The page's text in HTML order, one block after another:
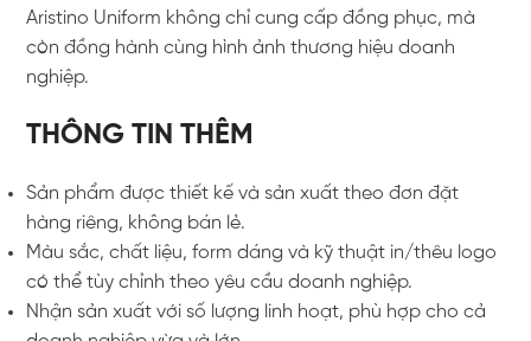
Aristino Uniform không chỉ cung cấp đồng phục, mà
còn đồng hành cùng hình ảnh thương hiệu doanh
nghiệp.
THÔNG TIN THÊM
Sản phẩm được thiết kế và sản xuất theo đơn đặt
hàng riêng, không bán lẻ.
Màu sắc, chất liệu, form dáng và kỹ thuật in/thêu logo
có thể tùy chỉnh theo yêu cầu doanh nghiệp.
Nhận sản xuất với số lượng linh hoạt, phù hợp cho cả